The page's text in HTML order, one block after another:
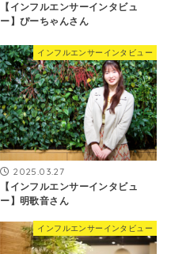
【インフルエンサーインタビュ
ー】ぴーちゃんさん
インフルエンサーインタビュー
2025.03.27
【インフルエンサーインタビュ
ー】明歌音さん
インフルエンサーインタビュー